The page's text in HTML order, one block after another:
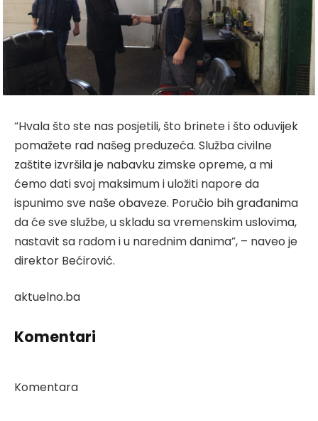
“Hvala što ste nas posjetili, što brinete i što oduvijek
pomažete rad našeg preduzeća. Služba civilne
zaštite izvršila je nabavku zimske opreme, a mi
ćemo dati svoj maksimum i uložiti napore da
ispunimo sve naše obaveze. Poručio bih građanima
da će sve službe, u skladu sa vremenskim uslovima,
nastavit sa radom i u narednim danima”, – naveo je
direktor Bećirović.
aktuelno.ba
Komentari
Komentara